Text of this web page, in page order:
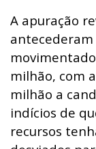
A apuração
milhão, com
milhão a
indícios de
recursos